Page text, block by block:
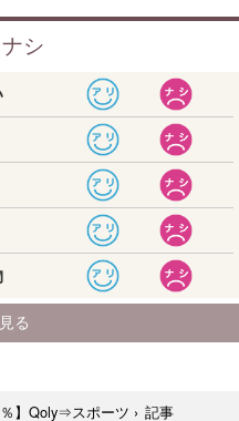
％】Qoly⇒スポーツ › 記事